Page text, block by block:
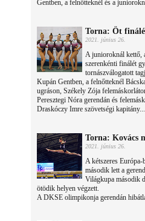
Gentben, a felnőtteknél és a
Torna: Öt
2021. június 26.
A junioroknál kettő,
szerenkénti finálét
tornászválogatott
Kupán Gentben, a felnőtteknél
ugráson, Székely Zója
Peresztegi Nóra gerendán és
Draskóczy Imre szövetségi kapitány...
Torna: Kovács
2021. június 26.
A kétszeres
második lett a
Világkupa második
ötödik helyen végzett.
A DKSE olimpikonja gerendán